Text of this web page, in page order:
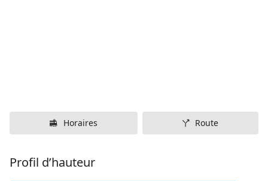
Horaires Route
Profil d’hauteur